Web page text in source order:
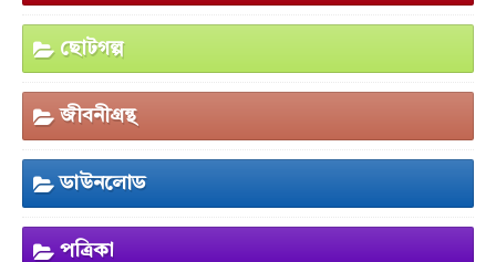
ছোটগল্প
জীবনীগ্রন্থ
ডাউনলোড
পত্রিকা